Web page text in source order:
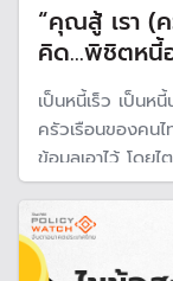
“คุณสู้ เรา (
คิด…พิชิตหนี้
เป็นหนี้เร็ว เป็น
ครัวเรือนของคนไ
ข้อมูลเอาไว้ โดย
ทรงตัวอยู่ในระดั
ประเทศ (GDP) ซึ่